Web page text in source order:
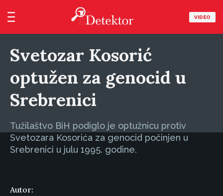
VIDEO
Svetozar Kosorić
optužen za genocid u
Srebrenici
Tužilaštvo BiH podiglo je optužnicu protiv
Svetozara Kosorića za genocid počinjen u
Srebrenici u julu 1995. godine.
Autor: